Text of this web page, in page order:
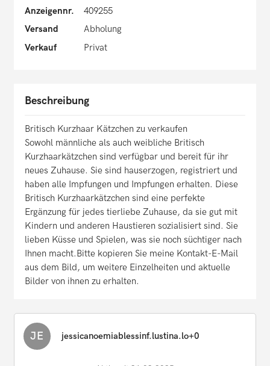
Anzeigennr.
409255
Versand
Abholung
Verkauf
Privat
Beschreibung
Britisch Kurzhaar Kätzchen zu verkaufen
Sowohl männliche als auch weibliche Britisch
Kurzhaarkätzchen sind verfügbar und bereit für ihr
neues Zuhause. Sie sind hauserzogen, registriert und
haben alle Impfungen und Impfungen erhalten. Diese
Britisch Kurzhaarkätzchen sind eine perfekte
Ergänzung für jedes tierliebe Zuhause, da sie gut mit
Kindern und anderen Haustieren sozialisiert sind. Sie
lieben Küsse und Spielen, was sie noch süchtiger nach
Ihnen macht.Bitte kopieren Sie meine Kontakt-E-Mail
aus dem Bild, um weitere Einzelheiten und aktuelle
Bilder von ihnen zu erhalten.
JE jessicanoemiablessinf.lustina.lo+0